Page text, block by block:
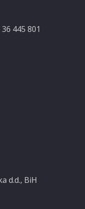
445 801
d.d., BiH